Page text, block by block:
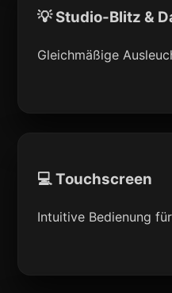
💡 Studio-Blitz &
Gleichmäßige
💻 Touchscreen
Intuitive Bedienung